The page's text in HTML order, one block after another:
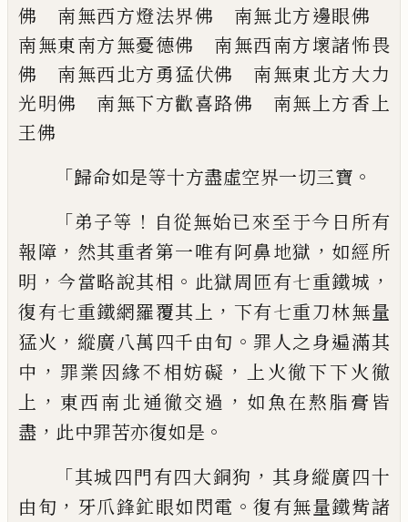
佛 南無西方燈法界佛 南無北方邊眼佛
南無東南方無憂德佛 南無西南方壞諸怖畏
佛 南無西北方勇猛伏佛 南無東北方大力
光明佛 南無下方歡喜路佛 南無上方香上
王佛
「歸命如是等十方盡虛空界一切三寶 。
「弟子等 ！ 自從無始已來至于今日所有
報障 ， 然其重者第一唯有阿鼻地獄 ， 如經所
明 ， 今當略說其相 。 此獄周匝有七重鐵城 ，
復有七重鐵網羅覆其上 ， 下有七重刀林無量
猛火 ， 縱廣八萬四千由旬 。 罪人之身遍滿其
中 ， 罪業因緣不相妨礙 ，
上火徹下下火徹
上 ， 東西南北通徹交過 ， 如魚在熬脂膏皆
盡 ， 此中罪苦亦復如是 。
「其城四門有四大銅狗 ， 其身縱廣四十
由旬 ， 牙爪鋒釯眼如閃電 。復有無量鐵觜諸